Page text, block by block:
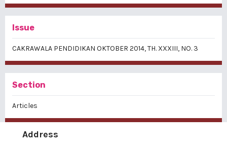
Issue
CAKRAWALA PENDIDIKAN OKTOBER 2014, TH. XXXIII, NO. 3
Section
Articles
Address